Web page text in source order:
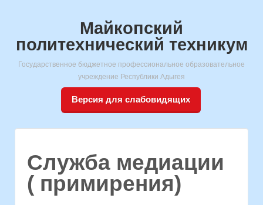
Майкопский
политехнический техникум
Государственное бюджетное профессиональное образовательное
учреждение Республики Адыгея
Версия для слабовидящих
Служба медиации
( примирения)